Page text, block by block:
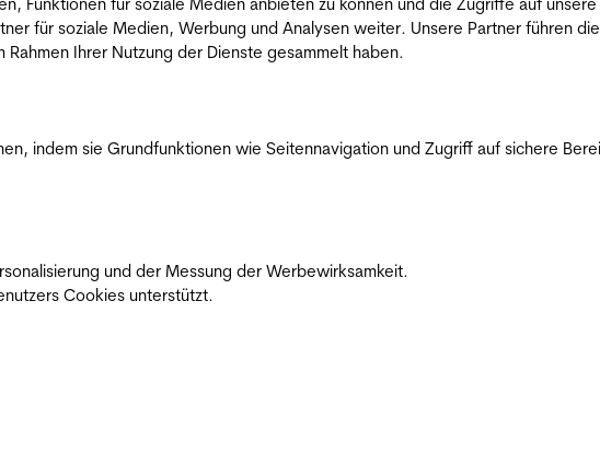
für soziale Medien, Werbung und Analysen weiter. Unsere Partner führen
Ihrer Nutzung der Dienste gesammelt haben.
indem sie Grundfunktionen wie Seitennavigation und Zugriff auf sichere
und der Messung der Werbewirksamkeit.
Cookies unterstützt.